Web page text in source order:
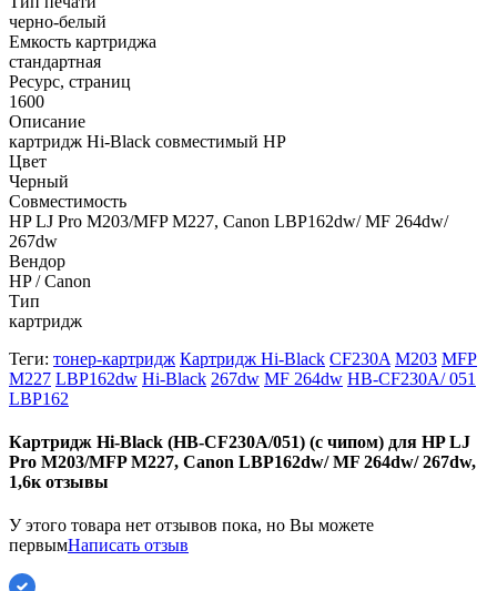
черно-белый
Емкость картриджа
стандартная
Ресурс, страниц
1600
Описание
картридж Hi-Black совместимый HP
Цвет
Черный
Совместимость
HP LJ Pro M203/MFP M227, Canon LBP162dw/ MF 264dw/
267dw
Вендор
HP / Canon
Тип
картридж
Теги: тонер-картридж Картридж Hi-Black CF230A M203 MFP
M227 LBP162dw Hi-Black 267dw MF 264dw HB-CF230A/ 051
LBP162
Картридж Hi-Black (HB-CF230A/051) (с чипом) для HP LJ
Pro M203/MFP M227, Canon LBP162dw/ MF 264dw/ 267dw,
1,6к отзывы
У этого товара нет отзывов пока, но Вы можете
первымНаписать отзыв